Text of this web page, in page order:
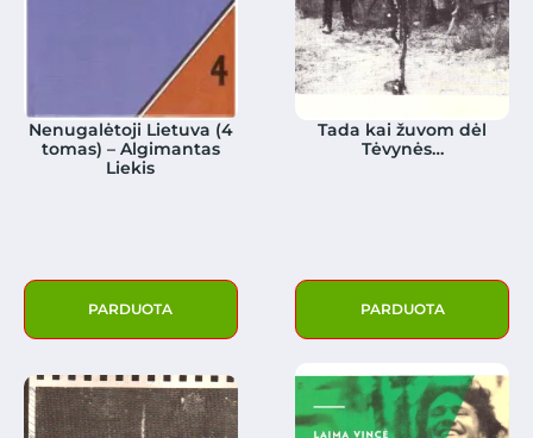
Nenugalėtoji Lietuva (4
tomas) – Algimantas
Liekis
PARDUOTA
Tada kai žuvom dėl
Tėvynės…
PARDUOTA